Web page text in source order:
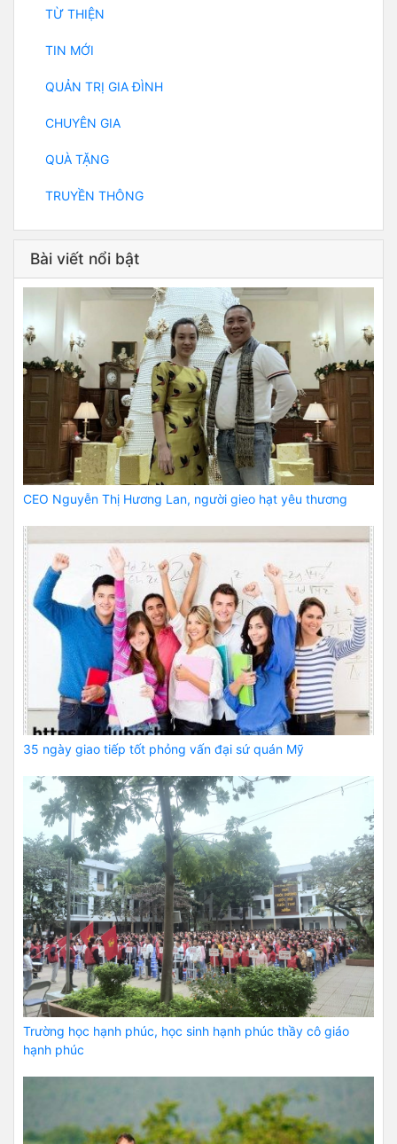
TỪ THIỆN
TIN MỚI
QUẢN TRỊ GIA ĐÌNH
CHUYÊN GIA
QUÀ TẶNG
TRUYỀN THÔNG
Bài viết nổi bật
CEO Nguyễn Thị Hương Lan, người gieo hạt yêu thương
35 ngày giao tiếp tốt phỏng vấn đại sứ quán Mỹ
Trường học hạnh phúc, học sinh hạnh phúc thầy cô giáo
hạnh phúc